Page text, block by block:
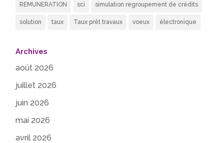
REMUNERATION sci simulation regroupement de crédits
solution taux Taux prêt travaux voeux électronique
Archives
août 2026
juillet 2026
juin 2026
mai 2026
avril 2026